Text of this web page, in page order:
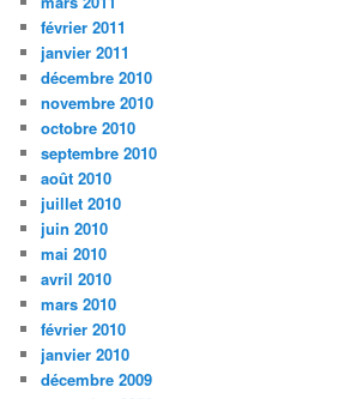
février 2011
janvier 2011
décembre 2010
novembre 2010
octobre 2010
septembre 2010
août 2010
juillet 2010
juin 2010
mai 2010
avril 2010
mars 2010
février 2010
janvier 2010
décembre 2009